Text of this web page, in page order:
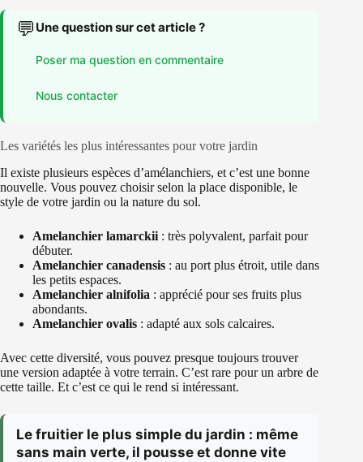
💬 Une question sur cet article ?
Poser ma question en commentaire
Nous contacter
Les variétés les plus intéressantes pour votre jardin
Il existe plusieurs espèces d’amélanchiers, et c’est une bonne
nouvelle. Vous pouvez choisir selon la place disponible, le
style de votre jardin ou la nature du sol.
Amelanchier lamarckii : très polyvalent, parfait pour
débuter.
Amelanchier canadensis : au port plus étroit, utile dans
les petits espaces.
Amelanchier alnifolia : apprécié pour ses fruits plus
abondants.
Amelanchier ovalis : adapté aux sols calcaires.
Avec cette diversité, vous pouvez presque toujours trouver
une version adaptée à votre terrain. C’est rare pour un arbre de
cette taille. Et c’est ce qui le rend si intéressant.
Le fruitier le plus simple du jardin : même
sans main verte, il pousse et donne vite